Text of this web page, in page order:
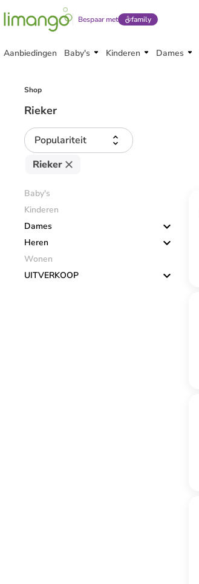
Bespaar met family
Aanbiedingen Baby's Kinderen Dames
Shop
Rieker
Populariteit
Rieker
Baby's
Kinderen
Dames
Heren
Wonen
UITVERKOOP